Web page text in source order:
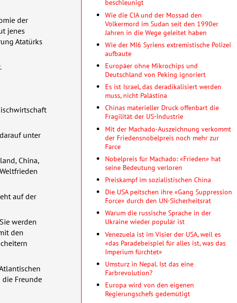
der
jenes
Atatürks
unter
China,
auf der
werden
den
Freunde
beschleunigt
Wie die CIA und der Mossad den
Völkermord im Sudan seit den 1990er
Jahren in die Wege geleitet haben
Wie der MI6 Syriens extremistische Polizei
aufbaute
Europäer ohne Mikrochips und
Deutschland von Peking ignoriert
Es ist Israel, das deradikalisiert werden
muss, nicht Palästina
Chinas materieller Druck offenbart die
Fragilität der US-Industrie
Mit der Machado-Auszeichnung verkommt
der Friedensnobelpreis noch mehr zur
Farce
Nobelpreis für Machado: «Frieden» hat
seine Bedeutung verloren
Preiskampf im sozialistischen China
Die USA peitschen ihre «Gang Suppression
Force» durch den UN-Sicherheitsrat
Warum die russische Sprache in der
Ukraine wieder populär ist
Venezuela ist im Visier der USA, weil es
«das Paradebeispiel für alles ist, was das
Imperium fürchtet»
Umsturz in Nepal. Ist das eine
Farbrevolution?
Europa wird von den eigenen
Regierungschefs gedemütigt